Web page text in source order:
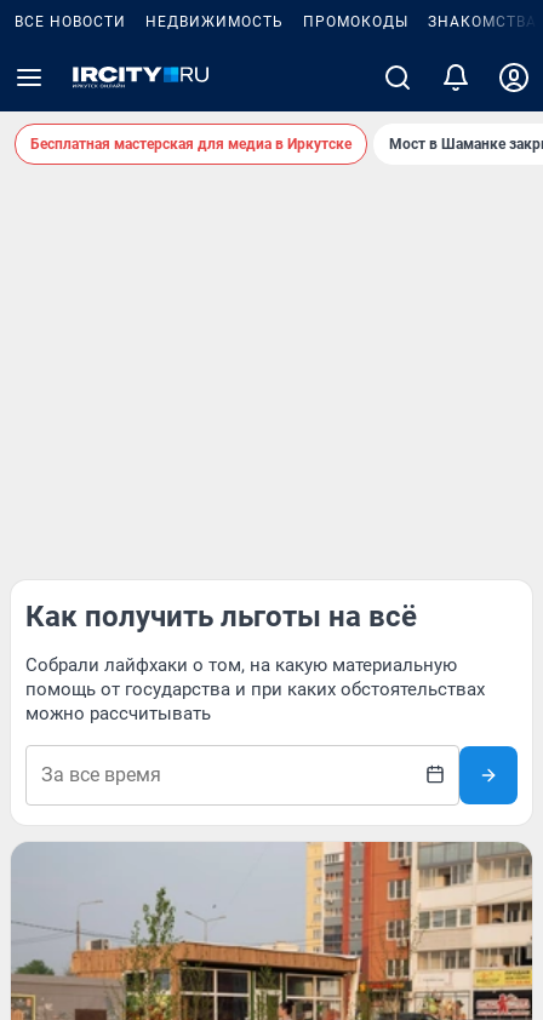
ВСЕ НОВОСТИ НЕДВИЖИМОСТЬ ПРОМОКОДЫ ЗНАКОМСТВА
Бесплатная мастерская для медиа в Иркутске Мост в Шаманке
Как получить льготы на всё
Собрали лайфхаки о том, на какую материальную
помощь от государства и при каких обстоятельствах
можно рассчитывать